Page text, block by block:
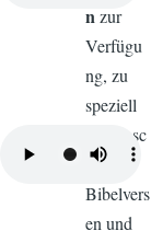
n zur
Verfügu
ng, zu
speziell
gewünsc
hten
Bibelvers
en und